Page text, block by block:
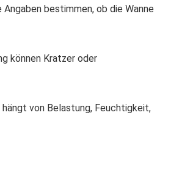
bestimmen, ob die Wanne
können Kratzer oder
hängt von Belastung, Feuchtigkeit,